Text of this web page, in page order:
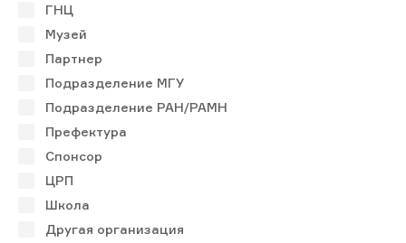
ГНЦ
Музей
Партнер
Подразделение МГУ
Подразделение РАН/РАМН
Префектура
Спонсор
ЦРП
Школа
Другая организация